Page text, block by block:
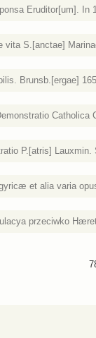
Eruditor[um]. In
vita S.[anctae]
Brunsb.[ergae]
P.[atris]
et alia varia
przeciwko